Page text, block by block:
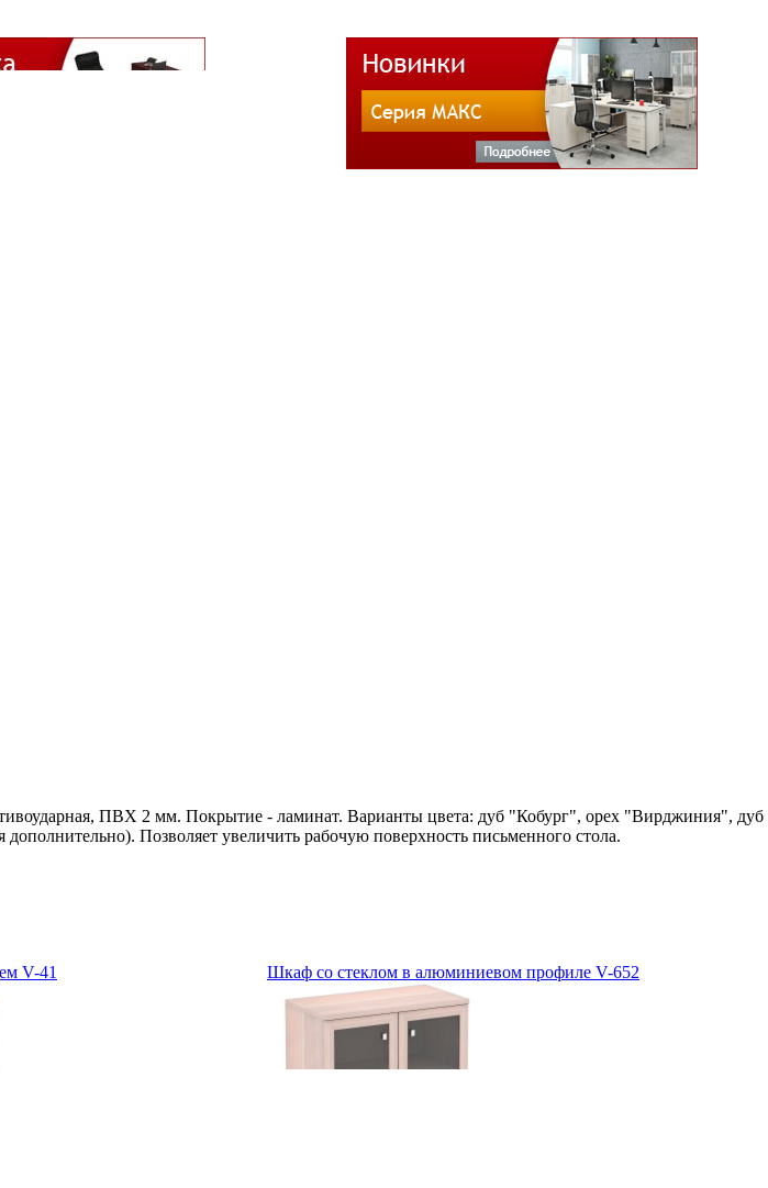
ПВХ 2 мм. Покрытие - ламинат. Варианты цвета: дуб "Кобург", орех "Вирджиния", дуб
Позволяет увеличить рабочую поверхность письменного стола.
V-41 Шкаф со стеклом в алюминиевом профиле V-652